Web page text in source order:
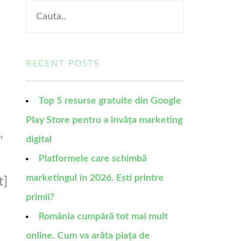
RECENT POSTS
Top 5 resurse gratuite din Google
Play Store pentru a învăța marketing
digital
Platformele care schimbă
marketingul în 2026. Ești printre
primii?
România cumpără tot mai mult
online. Cum va arăta piața de